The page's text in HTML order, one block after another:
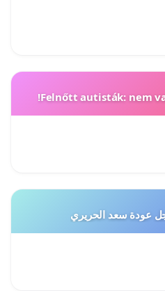
Felnőtt autisták: nem
عودة سعد الحريري